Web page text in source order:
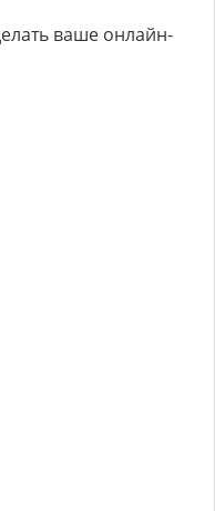
ваше онлайн-